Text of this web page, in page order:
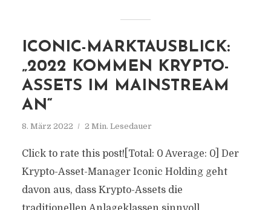
ICONIC-MARKTAUSBLICK:
„2022 KOMMEN KRYPTO-
ASSETS IM MAINSTREAM
AN“
8. März 2022 2 Min. Lesedauer
Click to rate this post![Total: 0 Average: 0] Der
Krypto-Asset-Manager Iconic Holding geht
davon aus, dass Krypto-Assets die